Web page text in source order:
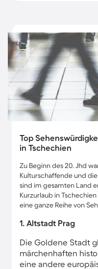
Top
in Tschechien
Zu Beginn des 20. Jhd
Kulturschaffende und
sind im gesamten Land
Kurzurlaub in
eine ganze Reihe von
1. Altstadt Prag
Die Goldene Stadt
märchenhaften
eine andere